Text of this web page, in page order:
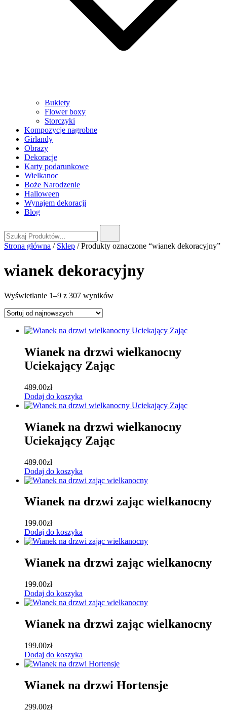
Bukiety
Flower boxy
Storczyki
Kompozycje nagrobne
Girlandy
Obrazy
Dekoracje
Karty podarunkowe
Wielkanoc
Boże Narodzenie
Halloween
Wynajem dekoracji
Blog
Strona główna / Sklep / Produkty oznaczone “wianek dekoracyjny”
wianek dekoracyjny
Wyświetlanie 1–9 z 307 wynikówPosortowane
Wianek na drzwi wielkanocny
Uciekający Zając
489.00zł
Dodaj do koszyka
Wianek na drzwi wielkanocny
Uciekający Zając
489.00zł
Dodaj do koszyka
Wianek na drzwi zając wielkanocny
199.00zł
Dodaj do koszyka
Wianek na drzwi zając wielkanocny
199.00zł
Dodaj do koszyka
Wianek na drzwi zając wielkanocny
199.00zł
Dodaj do koszyka
Wianek na drzwi Hortensje
299.00zł